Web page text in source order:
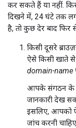
कर सकते हैं या नहीं.
दिखने में, 24 घंटे तक
है, तो कुछ देर बाद फिर
किसी दूसरे
ऐसे किसी खाते
domain-name
आपके संगठन के
जानकारी देख
इसलिए, आपको
जांच करनी